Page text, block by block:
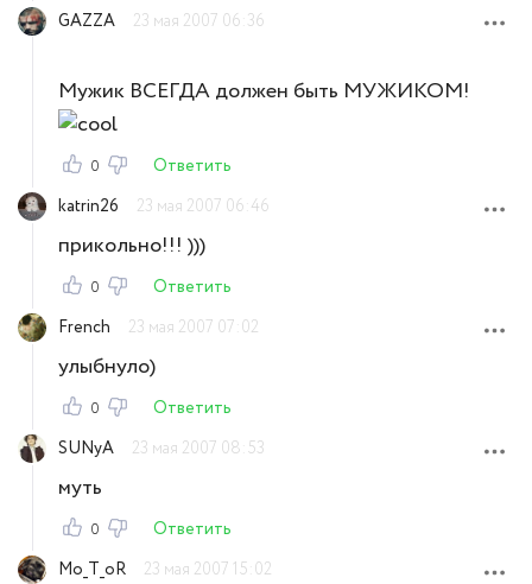
GAZZA
23 мая 2007 06:36
Мужик ВСЕГДА должен быть МУЖИКОМ!
0
Ответить
katrin26
23 мая 2007 06:46
прикольно!!! )))
0
Ответить
French
23 мая 2007 07:02
улыбнуло)
0
Ответить
SUNyA
23 мая 2007 08:53
муть
0
Ответить
Mo_T_oR
23 мая 2007 15:02